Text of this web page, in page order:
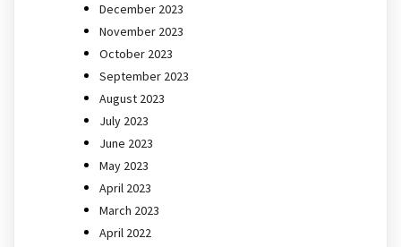
December 2023
November 2023
October 2023
September 2023
August 2023
July 2023
June 2023
May 2023
April 2023
March 2023
April 2022